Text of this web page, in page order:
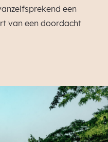
een
van een doordacht